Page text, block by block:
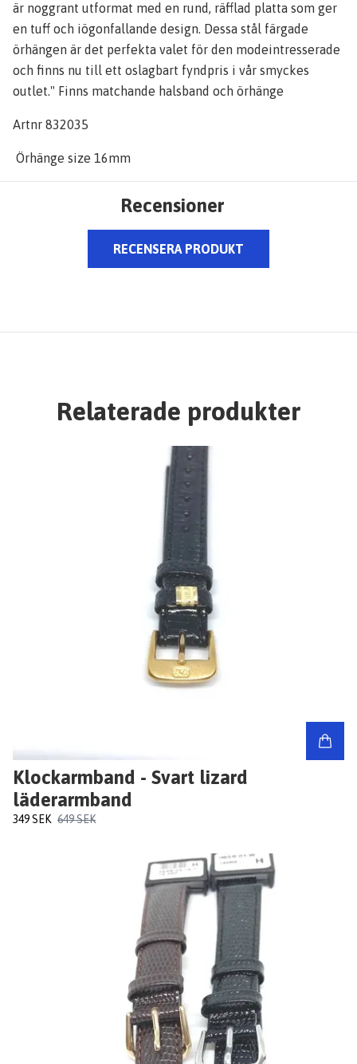
är noggrant utformat med en rund, räfflad platta som ger
en tuff och iögonfallande design. Dessa stål färgade
örhängen är det perfekta valet för den modeintresserade
och finns nu till ett oslagbart fyndpris i vår smyckes
outlet." Finns matchande halsband och örhänge
Artnr 832035
Örhänge size 16mm
Recensioner
RECENSERA PRODUKT
Relaterade produkter
Klockarmband - Svart lizard
läderarmband
349 SEK 649 SEK